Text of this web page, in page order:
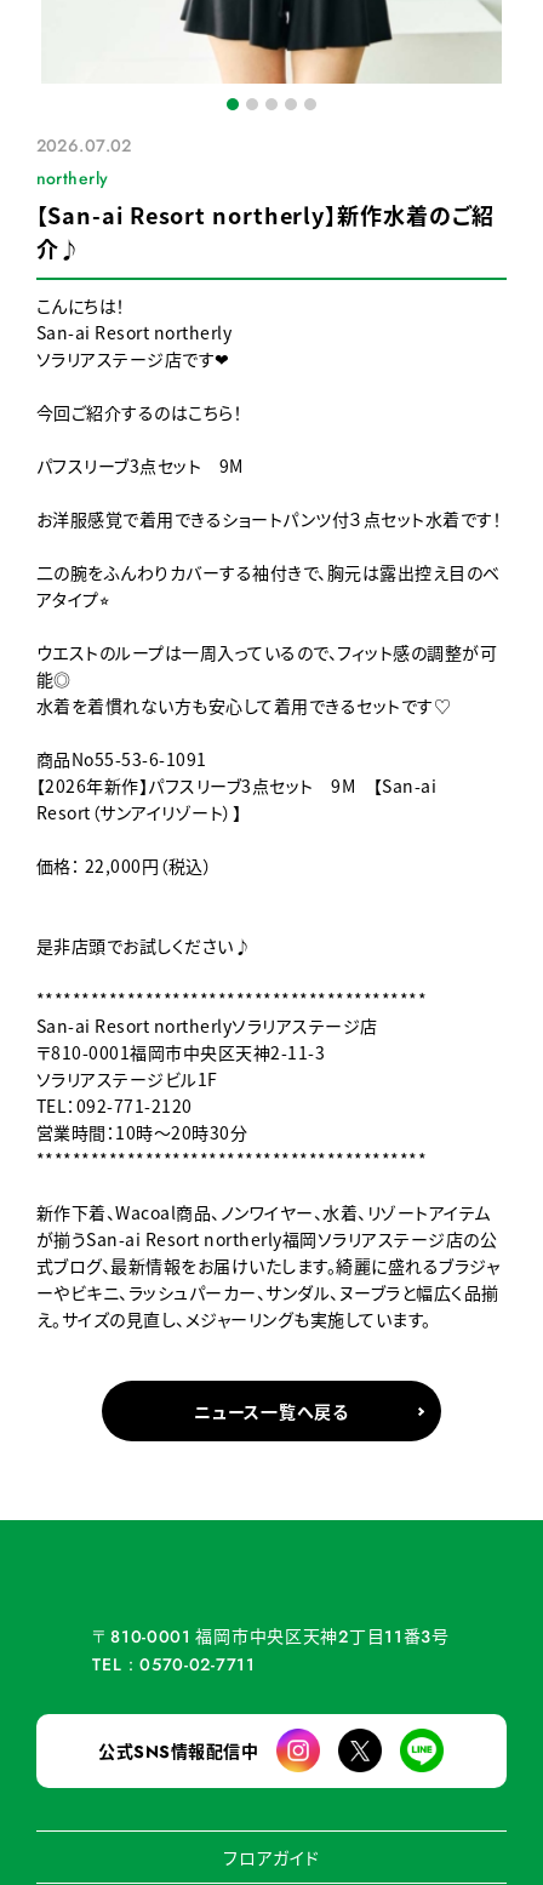
2026.07.02
northerly
【San-ai Resort northerly】新作水着のご紹
介♪
こんにちは！
San-ai Resort northerly
ソラリアステージ店です❤︎
今回ご紹介するのはこちら！
パフスリーブ3点セット 9M
お洋服感覚で着用できるショートパンツ付３点セット水着です！
二の腕をふんわりカバーする袖付きで、胸元は露出控え目のベ
アタイプ⭐︎
ウエストのループは一周入っているので、フィット感の調整が可
能◎
水着を着慣れない方も安心して着用できるセットです♡
商品No55-53-6-1091
【2026年新作】パフスリーブ3点セット 9M 【San-ai
Resort（サンアイリゾート）】
価格： 22,000円（税込）
是非店頭でお試しください♪
*******************************************
San-ai Resort northerlyソラリアステージ店
〒810-0001福岡市中央区天神2-11-3
ソラリアステージビル1F
TEL：092-771-2120
営業時間：10時〜20時30分
*******************************************
新作下着、Wacoal商品、ノンワイヤー、水着、リゾートアイテム
が揃うSan-ai Resort northerly福岡ソラリアステージ店の公
式ブログ、最新情報をお届けいたします。綺麗に盛れるブラジャ
ーやビキニ、ラッシュパーカー、サンダル、ヌーブラと幅広く品揃
え。サイズの見直し、メジャーリングも実施しています。
ニュース一覧へ戻る
〒810-0001 福岡市中央区天神2丁目11番3号
TEL：0570-02-7711
公式SNS情報配信中
フロアガイド